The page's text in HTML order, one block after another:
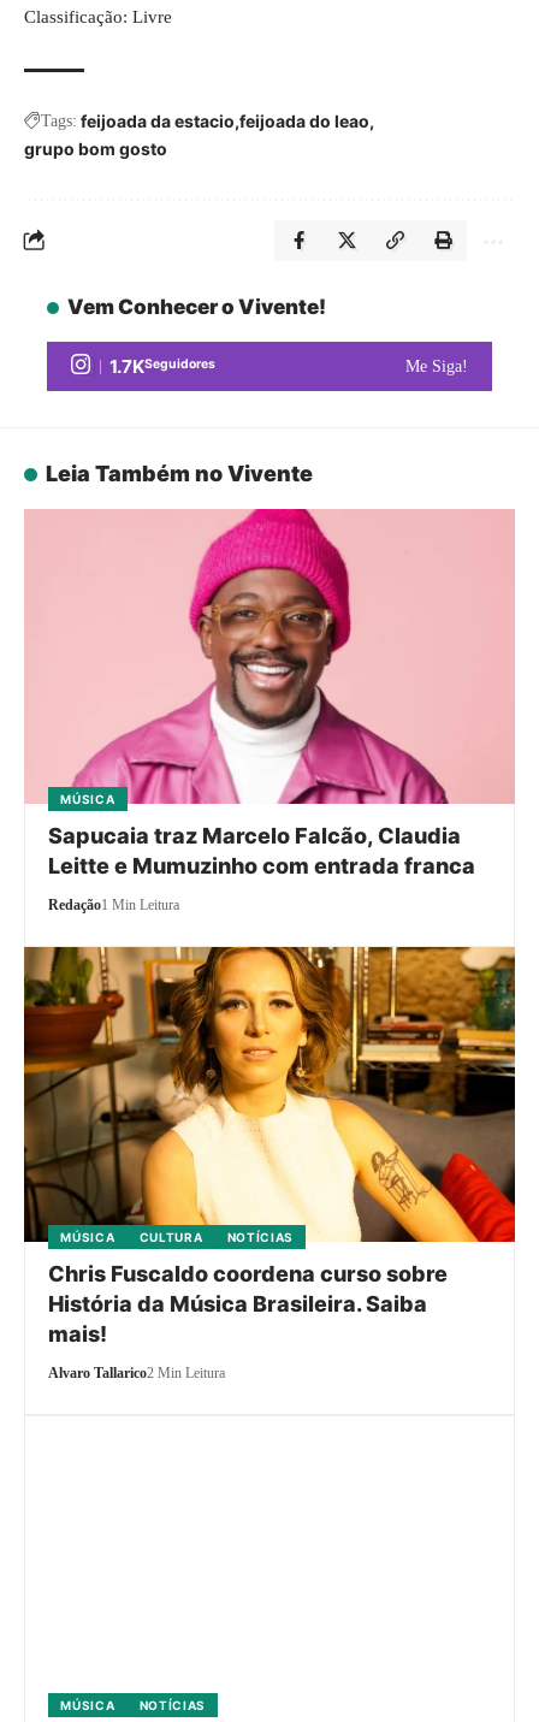
Classificação: Livre
Tags: feijoada da estacio feijoada do leao
grupo bom gosto
Vem Conhecer o Vivente!
1.7KSeguidores Me Siga!
Leia Também no Vivente
MÚSICA
Sapucaia traz Marcelo Falcão, Claudia
Leitte e Mumuzinho com entrada franca
Redação1 Min Leitura
MÚSICA CULTURA NOTÍCIAS
Chris Fuscaldo coordena curso sobre
História da Música Brasileira. Saiba
mais!
Alvaro Tallarico2 Min Leitura
MÚSICA NOTÍCIAS